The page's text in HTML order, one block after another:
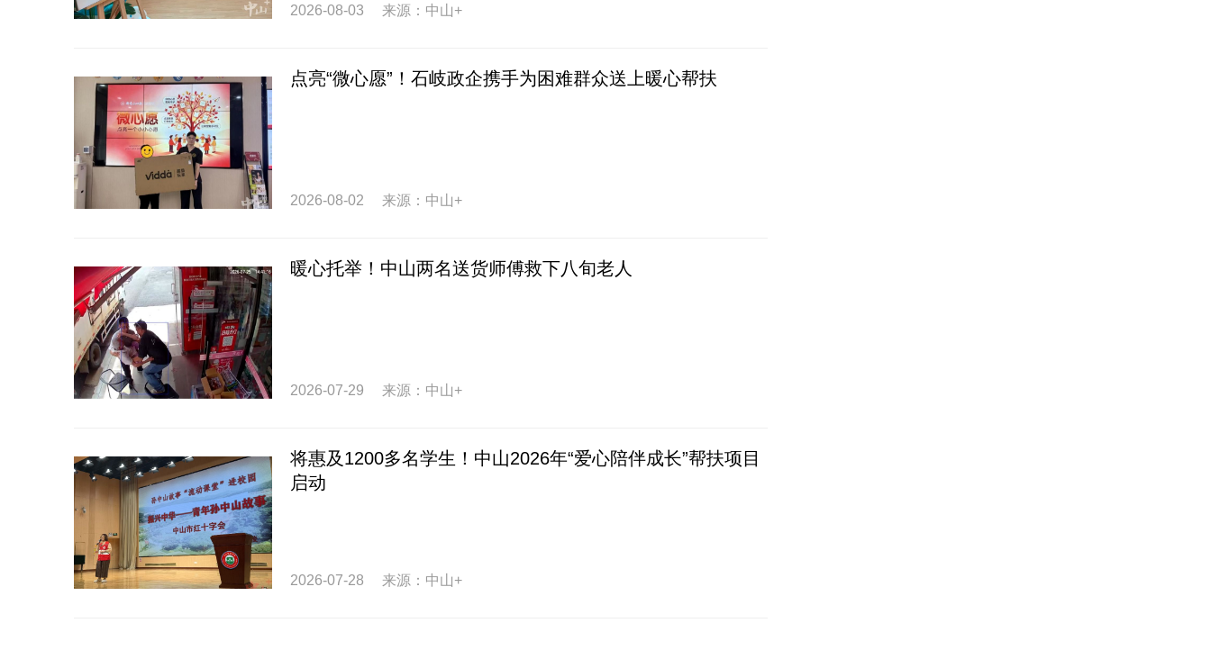
2026-08-03 来源：中山+
点亮“微心愿”！石岐政企携手为困难群众送上暖心帮扶
2026-08-02 来源：中山+
暖心托举！中山两名送货师傅救下八旬老人
2026-07-29 来源：中山+
将惠及1200多名学生！中山2026年“爱心陪伴成长”帮扶项目
启动
2026-07-28 来源：中山+